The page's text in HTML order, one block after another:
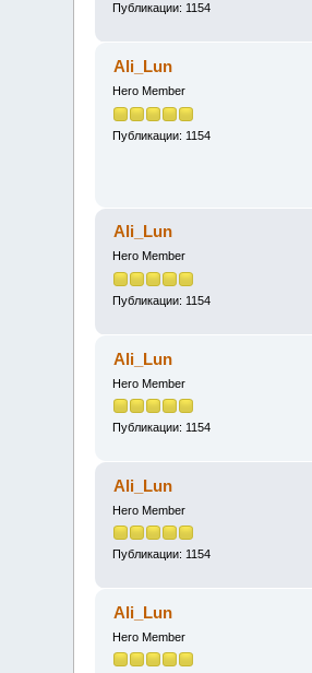
Публикации: 1154
Ali_Lun
Hero Member
Публикации: 1154
Ali_Lun
Hero Member
Публикации: 1154
Ali_Lun
Hero Member
Публикации: 1154
Ali_Lun
Hero Member
Публикации: 1154
Ali_Lun
Hero Member